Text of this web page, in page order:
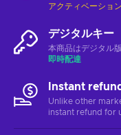
アクティベーショ
デジタルキー
本商品はデジタル
即時配達
Instant
Unlike other
instant refund for